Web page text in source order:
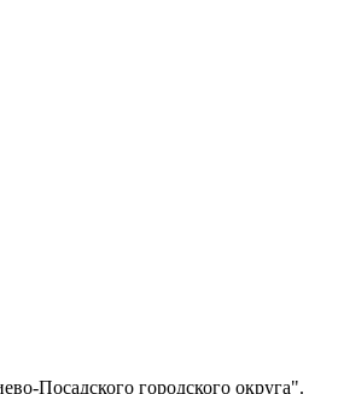
Посадского городского округа".